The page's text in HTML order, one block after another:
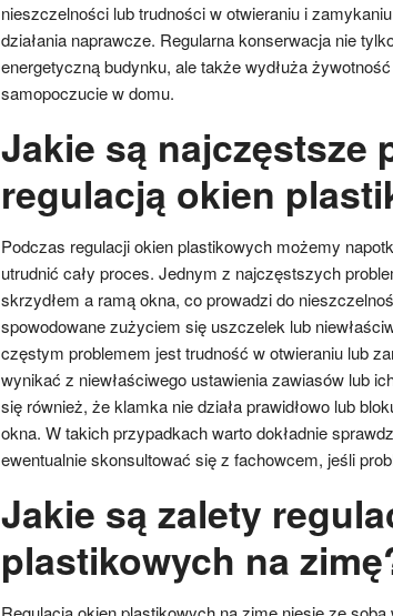
nieszczelności lub trudności w otwieraniu i
działania naprawcze. Regularna konserwacja nie
energetyczną budynku, ale także wydłuża
samopoczucie w domu.
Jakie są najczęstsze
regulacją okien
Podczas regulacji okien plastikowych możemy
utrudnić cały proces. Jednym z najczęstszych
skrzydłem a ramą okna, co prowadzi do
spowodowane zużyciem się uszczelek lub
częstym problemem jest trudność w otwieraniu lub
wynikać z niewłaściwego ustawienia zawiasów lub
się również, że klamka nie działa prawidłowo lub
okna. W takich przypadkach warto dokładnie
ewentualnie skonsultować się z fachowcem, jeśli
Jakie są zalety
plastikowych na